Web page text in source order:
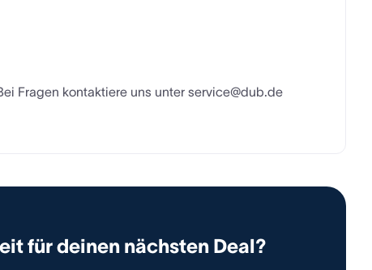
Fragen kontaktiere uns unter service@dub.de
für deinen nächsten Deal?